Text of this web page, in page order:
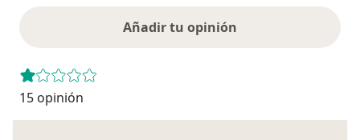
Añadir tu opinión
15 opinión